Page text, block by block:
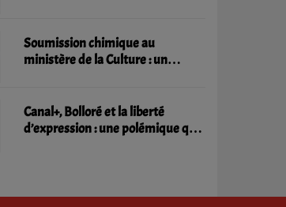
Soumission chimique au
ministère de la Culture : un
Canal+, Bolloré et la liberté
d’expression : une polémique qui